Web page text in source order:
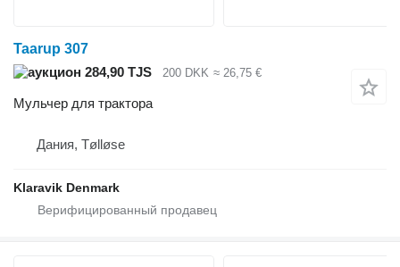
Taarup 307
284,90 TJS
200 DKK ≈ 26,75 €
Мульчер для трактора
Дания, Tølløse
Klaravik Denmark